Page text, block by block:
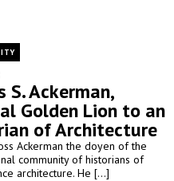
S. Ackerman,
Golden Lion to an
of Architecture
Ackerman the doyen of the
community of historians of
architecture. He [...]